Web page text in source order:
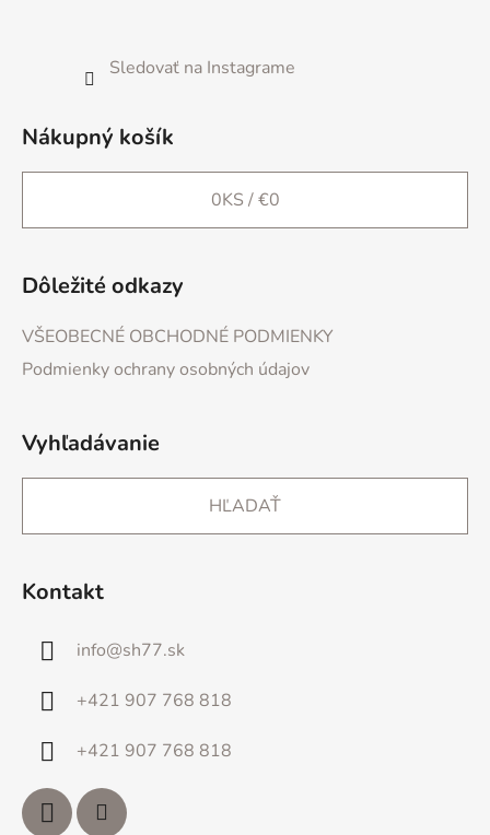
Sledovať na Instagrame
Nákupný košík
0KS /€0
Dôležité odkazy
VŠEOBECNÉ OBCHODNÉ PODMIENKY
Podmienky ochrany osobných údajov
Vyhľadávanie
HĽADAŤ
Kontakt
info@sh77.sk
+421 907 768 818
+421 907 768 818